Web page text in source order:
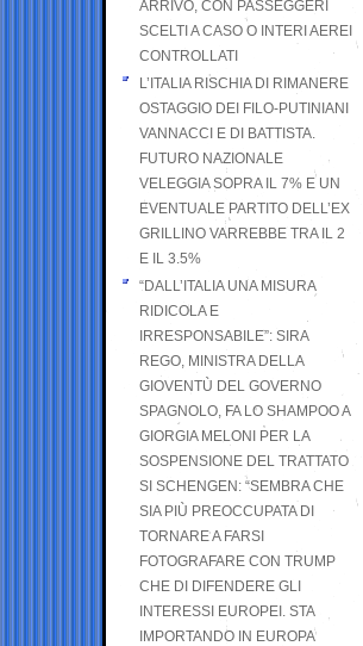
ARRIVO, CON PASSEGGERI
SCELTI A CASO O INTERI AEREI
CONTROLLATI
L’ITALIA RISCHIA DI RIMANERE
OSTAGGIO DEI FILO-PUTINIANI
VANNACCI E DI BATTISTA.
FUTURO NAZIONALE
VELEGGIA SOPRA IL 7% E UN
EVENTUALE PARTITO DELL’EX
GRILLINO VARREBBE TRA IL 2
E IL 3.5%
“DALL’ITALIA UNA MISURA
RIDICOLA E
IRRESPONSABILE”: SIRA
REGO, MINISTRA DELLA
GIOVENTÙ DEL GOVERNO
SPAGNOLO, FA LO SHAMPOO A
GIORGIA MELONI PER LA
SOSPENSIONE DEL TRATTATO
SI SCHENGEN: “SEMBRA CHE
SIA PIÙ PREOCCUPATA DI
TORNARE A FARSI
FOTOGRAFARE CON TRUMP
CHE DI DIFENDERE GLI
INTERESSI EUROPEI. STA
IMPORTANDO IN EUROPA